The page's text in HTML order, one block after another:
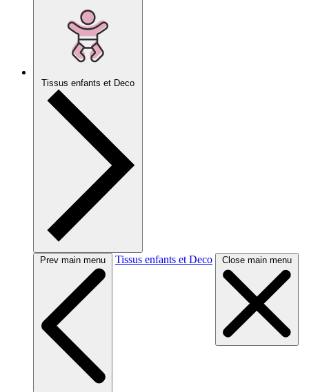
Tissus enfants et Deco
Prev main menu Tissus enfants et Deco Close main menu